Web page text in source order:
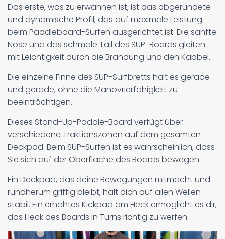
Das erste, was zu erwähnen ist, ist das abgerundete
und dynamische Profil, das auf maximale Leistung
beim Paddleboard-Surfen ausgerichtet ist. Die sanfte
Nose und das schmale Tail des SUP-Boards gleiten
mit Leichtigkeit durch die Brandung und den Kabbel.
Die einzelne Finne des SUP-Surfbretts hält es gerade
und gerade, ohne die Manövrierfähigkeit zu
beeinträchtigen.
Dieses Stand-Up-Paddle-Board verfügt über
verschiedene Traktionszonen auf dem gesamten
Deckpad. Beim SUP-Surfen ist es wahrscheinlich, dass
Sie sich auf der Oberfläche des Boards bewegen.
Ein Deckpad, das deine Bewegungen mitmacht und
rundherum griffig bleibt, hält dich auf allen Wellen
stabil. Ein erhöhtes Kickpad am Heck ermöglicht es dir,
das Heck des Boards in Turns richtig zu werfen.